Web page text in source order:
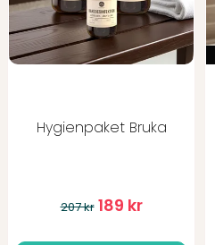
Hygienpaket Bruka
207 kr 189 kr
Skicka